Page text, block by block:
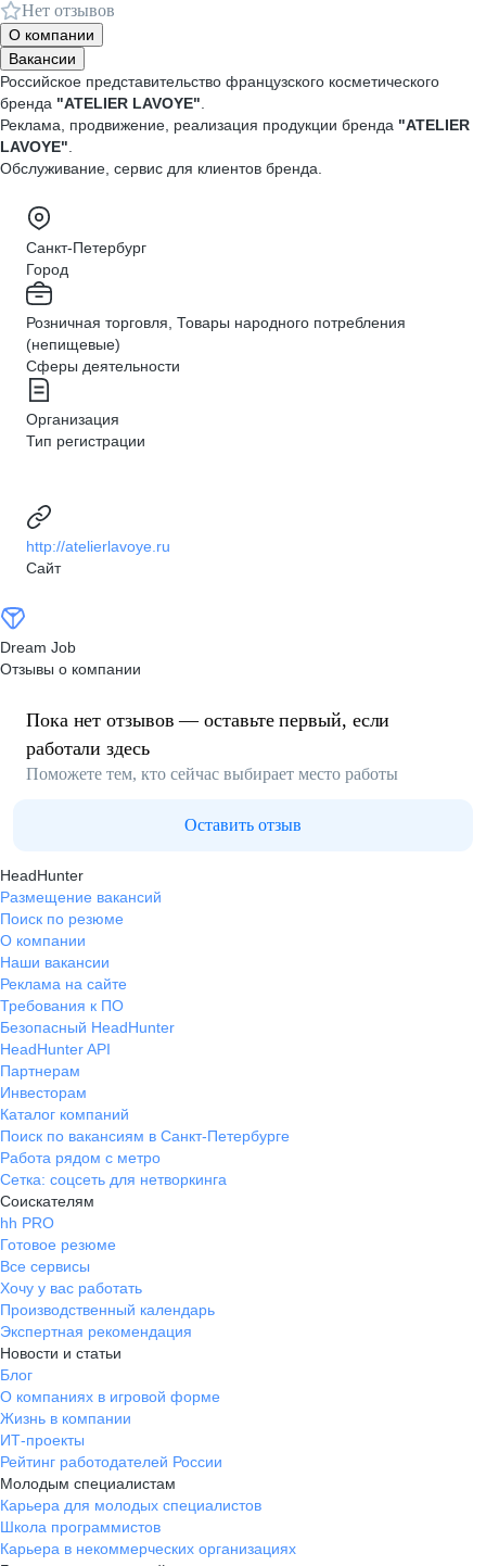
Нет отзывов
О компании
Вакансии
Российское представительство французского косметического
бренда "ATELIER LAVOYE"
Реклама, продвижение, реализация продукции бренда "ATELIER
LAVOYE"
Обслуживание, сервис для клиентов бренда.
Санкт-Петербург
Город
Розничная торговля, Товары народного потребления
(непищевые)
Сферы деятельности
Организация
Тип регистрации
http://atelierlavoye.ru
Сайт
Dream Job
Отзывы о компании
Пока нет отзывов — оставьте первый, если
работали здесь
Поможете тем, кто сейчас выбирает место работы
Оставить отзыв
HeadHunter
Размещение вакансий
Поиск по резюме
О компании
Наши вакансии
Реклама на сайте
Требования к ПО
Безопасный HeadHunter
HeadHunter API
Партнерам
Инвесторам
Каталог компаний
Поиск по вакансиям в Санкт-Петербурге
Работа рядом с метро
Сетка: соцсеть для нетворкинга
Соискателям
hh PRO
Готовое резюме
Все сервисы
Хочу у вас работать
Производственный календарь
Экспертная рекомендация
Новости и статьи
Блог
О компаниях в игровой форме
Жизнь в компании
ИТ-проекты
Рейтинг работодателей России
Молодым специалистам
Карьера для молодых специалистов
Школа программистов
Карьера в некоммерческих организациях